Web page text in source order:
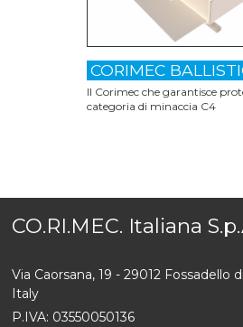
CORIMEC
Il Corimec che garantisce
categoria di minaccia C4
CO.RI.MEC. Italiana
Via Caorsana, 19 - 29012 Fossadello
Italy
P.IVA: 03550050136